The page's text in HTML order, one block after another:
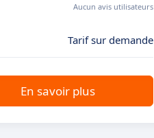
Aucun avis utilisateurs
Tarif sur demande
En savoir plus